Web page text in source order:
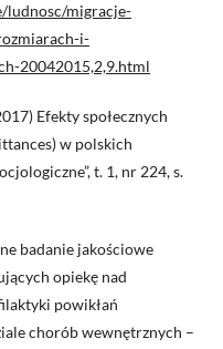
ludnosc/migracje-
i-
20042015,2,9.html
Efekty społecznych
w polskich
t. 1, nr 224, s.
badanie jakościowe
opiekę nad
powikłań
chorób wewnętrznych –